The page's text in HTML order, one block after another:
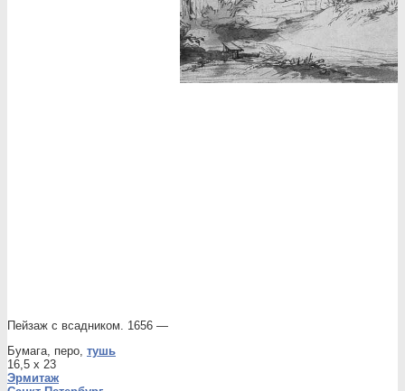
Пейзаж с всадником. 1656 —
Бумага, перо, тушь
16,5 x 23
Эрмитаж